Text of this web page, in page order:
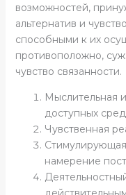
возможностей,
альтернатив и
способными к их
противоположно,
чувство связанности.
Мыслительная
доступных
Чувственная
намерение